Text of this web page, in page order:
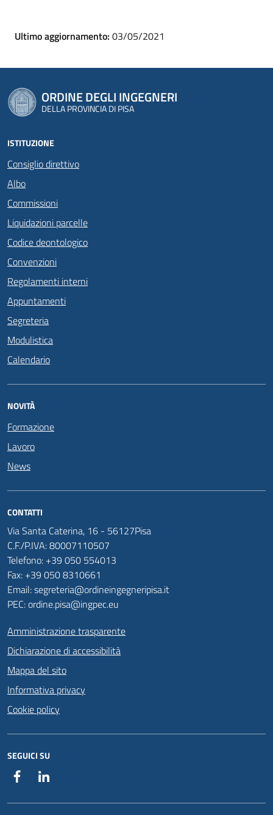
Ultimo aggiornamento: 03/05/2021
ORDINE DEGLI INGEGNERI
DELLA PROVINCIA DI PISA
ISTITUZIONE
Consiglio direttivo
Albo
Commissioni
Liquidazioni parcelle
Codice deontologico
Convenzioni
Regolamenti interni
Appuntamenti
Segreteria
Modulistica
Calendario
NOVITÀ
Formazione
Lavoro
News
CONTATTI
Via Santa Caterina, 16 - 56127Pisa
C.F./P.IVA: 80007110507
Telefono: +39 050 554013
Fax: +39 050 8310661
Email: segreteria@ordineingegneripisa.it
PEC: ordine.pisa@ingpec.eu
Amministrazione trasparente
Dichiarazione di accessibilità
Mappa del sito
Informativa privacy
Cookie policy
SEGUICI SU
Facebook